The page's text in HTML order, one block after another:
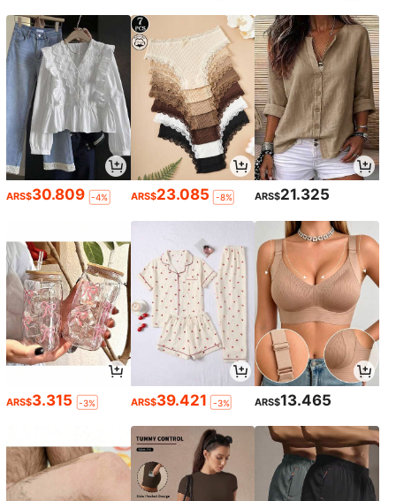
ARS$30.809 -4% ARS$23.085 -8% ARS$21.325
ARS$3.315 -3% ARS$39.421 -3% ARS$13.465